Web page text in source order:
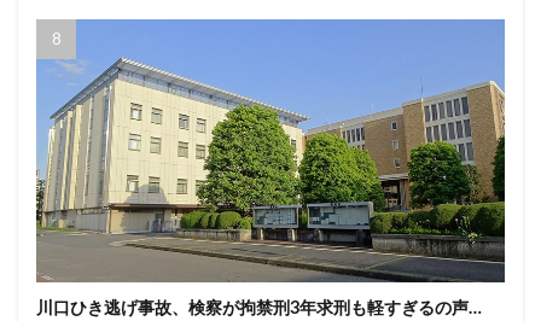
川口ひき逃げ事故、検察が拘禁刑3年求刑も軽すぎるの声…